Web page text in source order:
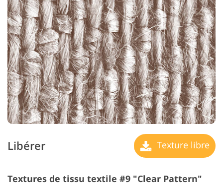
Libérer Texture libre
Textures de tissu textile #9 "Clear Pattern"